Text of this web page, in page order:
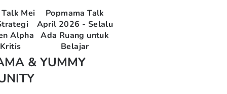
Mei
Alpha
Popmama Talk
April 2026 - Selalu
Ada Ruang untuk
Belajar
& YUMMY